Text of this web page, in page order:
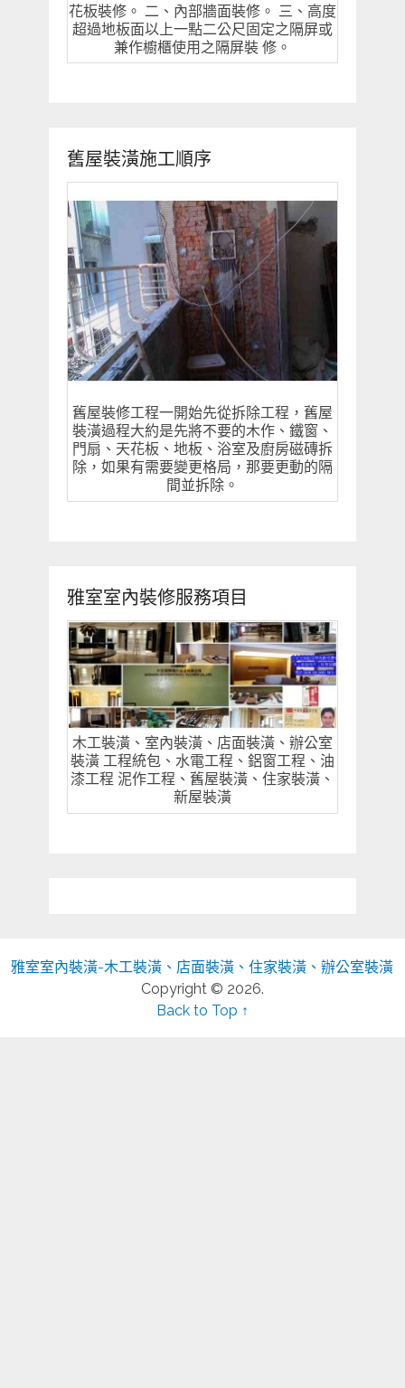
花板裝修。 二、內部牆面裝修。 三、高度
超過地板面以上一點二公尺固定之隔屏或
兼作櫥櫃使用之隔屏裝 修。
舊屋裝潢施工順序
舊屋裝修工程一開始先從拆除工程，舊屋
裝潢過程大約是先將不要的木作、鐵窗、
門扇、天花板、地板、浴室及廚房磁磚拆
除，如果有需要變更格局，那要更動的隔
間並拆除。
雅室室內裝修服務項目
木工裝潢、室內裝潢、店面裝潢、辦公室
裝潢 工程統包、水電工程、鋁窗工程、油
漆工程 泥作工程、舊屋裝潢、住家裝潢、
新屋裝潢
雅室室內裝潢-木工裝潢、店面裝潢、住家裝潢、辦公室裝潢
Copyright © 2026.
Back to Top ↑